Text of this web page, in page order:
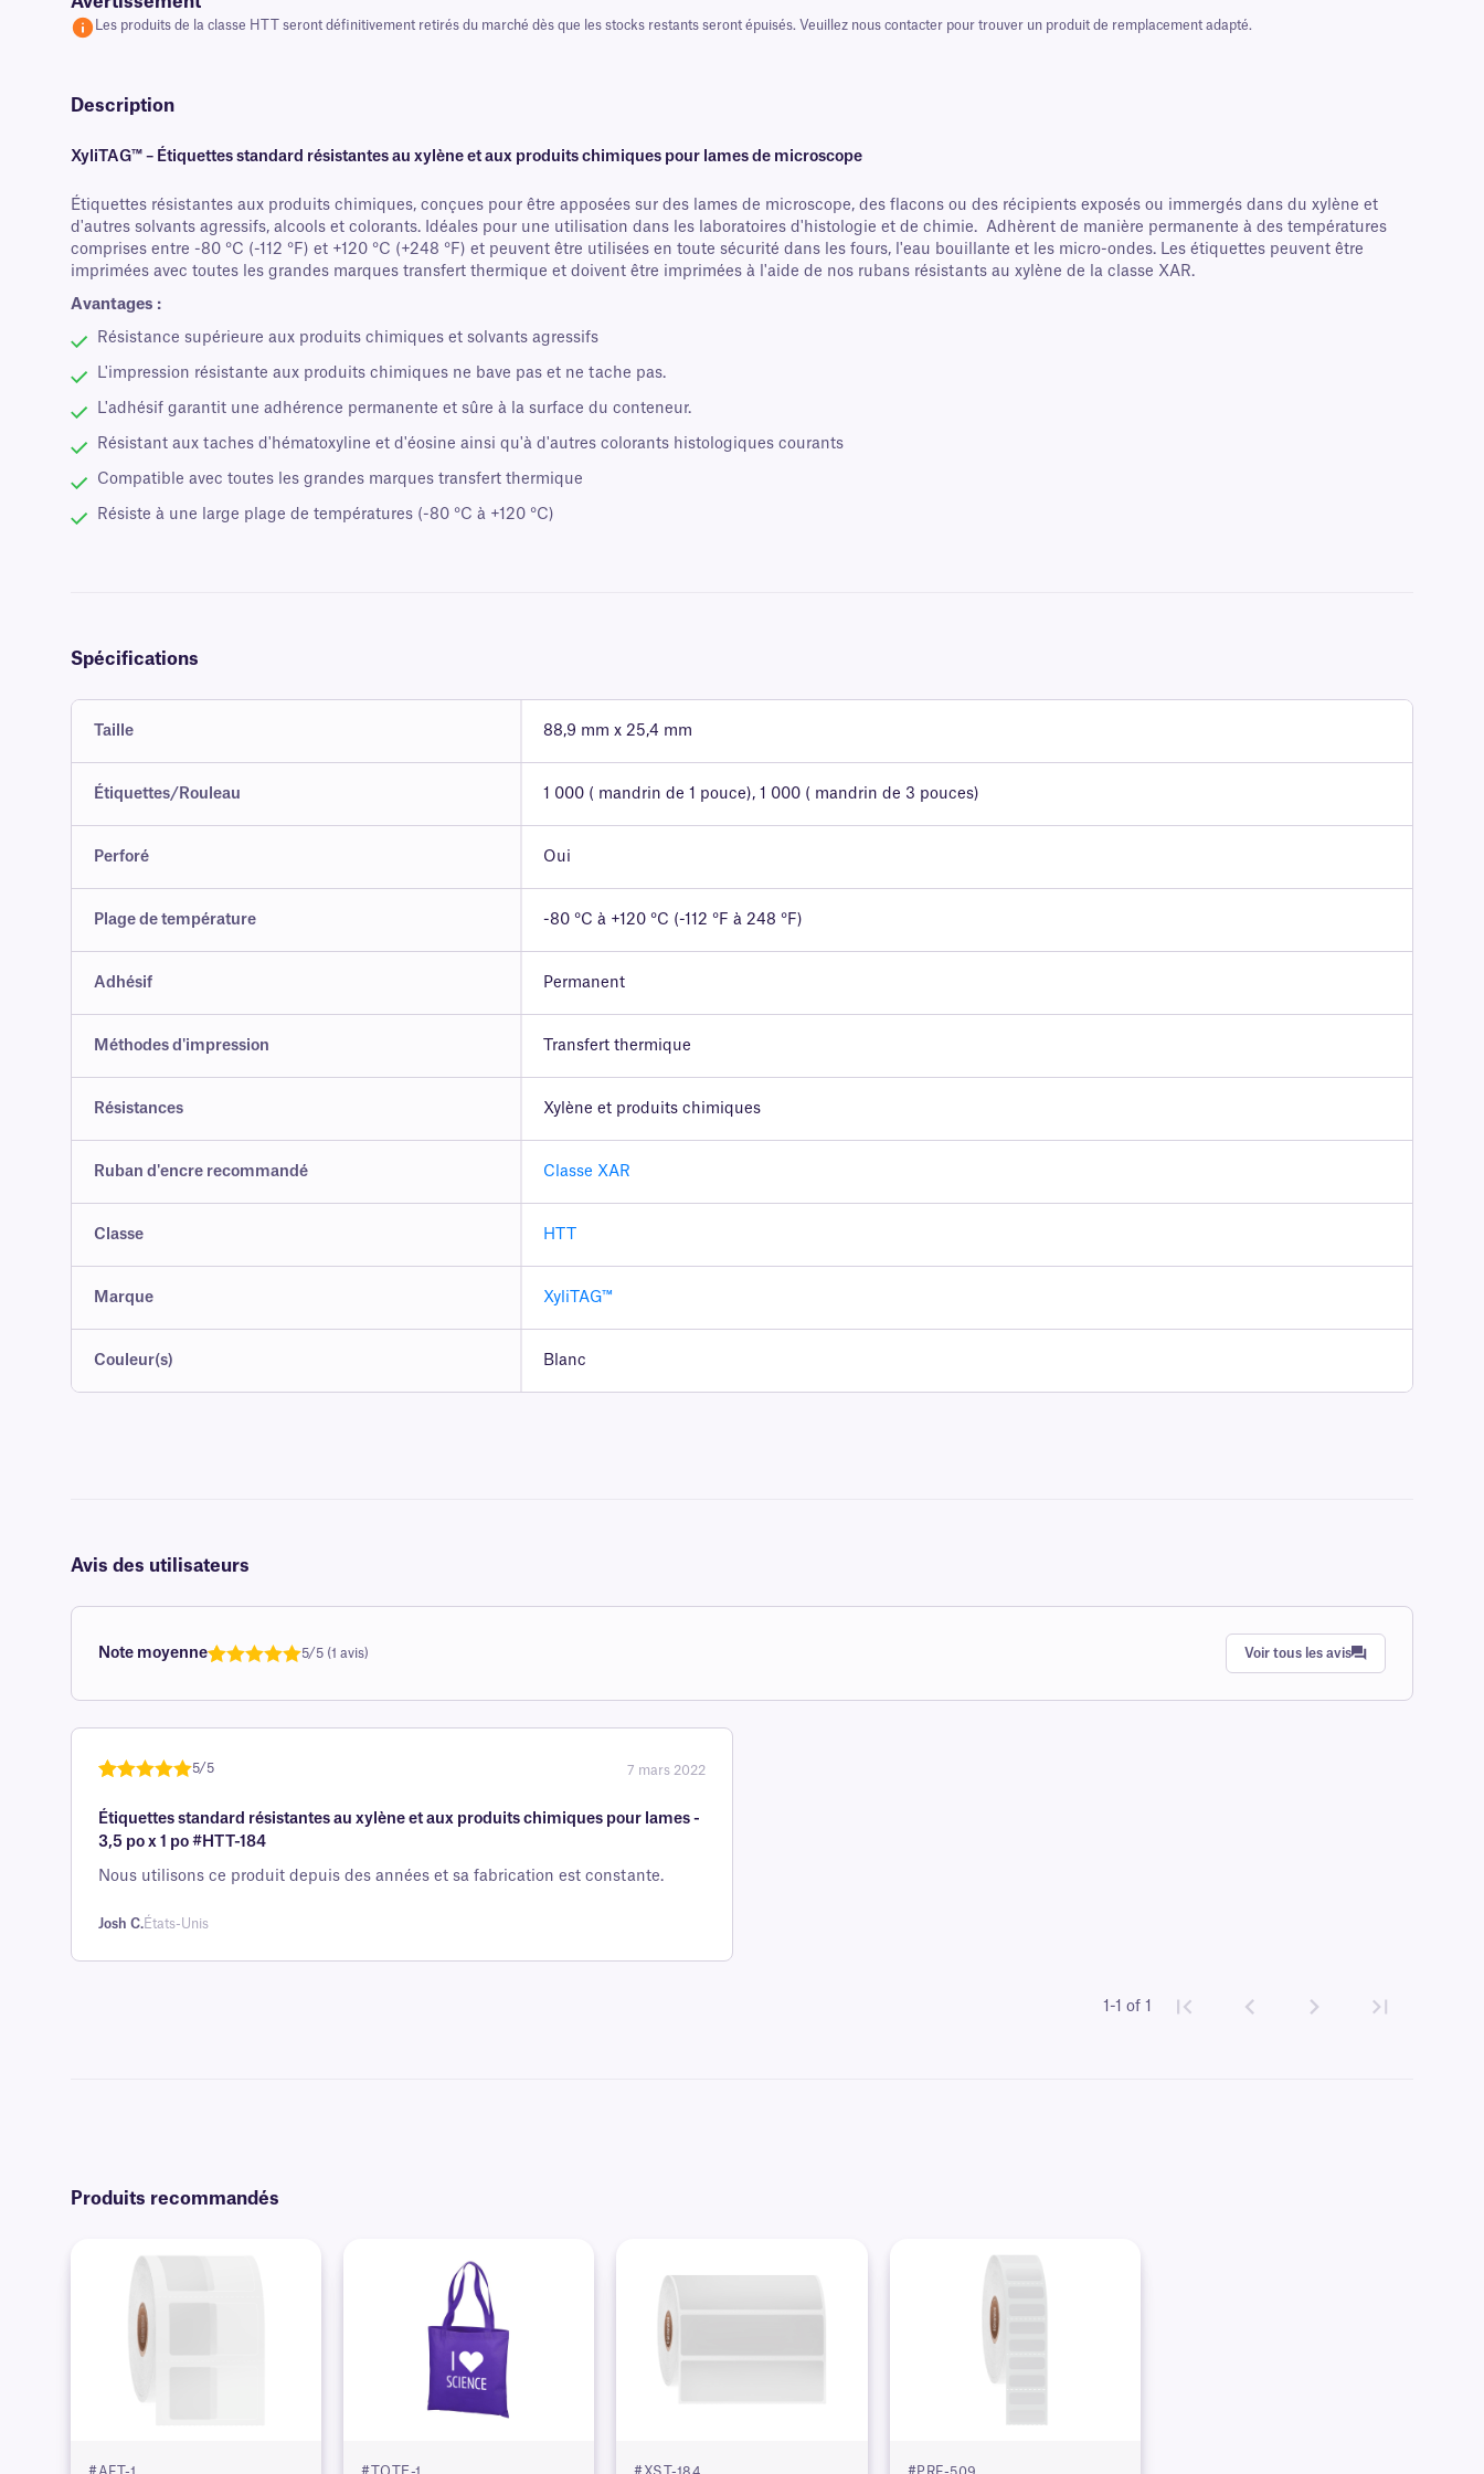
Les produits de la classe HTT seront définitivement retirés du marché dès que les stocks restants seront épuisés. Veuillez nous contacter pour trouver un produit de remplacement adapté.
Description
XyliTAG™ – Étiquettes standard résistantes au xylène et aux produits chimiques pour lames de microscope
Étiquettes résistantes aux produits chimiques, conçues pour être apposées sur des lames de microscope, des flacons ou des récipients exposés ou immergés dans du xylène et
d'autres solvants agressifs, alcools et colorants. Idéales pour une utilisation dans les laboratoires d'histologie et de chimie. Adhèrent de manière permanente à des températures
comprises entre -80 °C (-112 °F) et +120 °C (+248 °F) et peuvent être utilisées en toute sécurité dans les fours, l'eau bouillante et les micro-ondes. Les étiquettes peuvent être
imprimées avec toutes les grandes marques transfert thermique et doivent être imprimées à l'aide de nos rubans résistants au xylène de la classe XAR.
Avantages :
Résistance supérieure aux produits chimiques et solvants agressifs
L'impression résistante aux produits chimiques ne bave pas et ne tache pas.
L'adhésif garantit une adhérence permanente et sûre à la surface du conteneur.
Résistant aux taches d'hématoxyline et d'éosine ainsi qu'à d'autres colorants histologiques courants
Compatible avec toutes les grandes marques transfert thermique
Résiste à une large plage de températures (-80 °C à +120 °C)
Spécifications
Taille 88,9 mm x 25,4 mm
Étiquettes/Rouleau 1 000 ( mandrin de 1 pouce), 1 000 ( mandrin de 3 pouces)
Perforé Oui
Plage de température -80 °C à +120 °C (-112 °F à 248 °F)
Adhésif Permanent
Méthodes d'impression Transfert thermique
Résistances Xylène et produits chimiques
Ruban d'encre recommandé Classe XAR
Classe HTT
Marque XyliTAG™
Couleur(s) Blanc
Avis des utilisateurs
Note moyenne
sur 5
basée sur
avis client
5/5 (1 avis) Voir tous les avis
5 sur la
base d'
évaluation
5/5 7 mars 2022
Étiquettes standard résistantes au xylène et aux produits chimiques pour lames -
3,5 po x 1 po #HTT-184
Nous utilisons ce produit depuis des années et sa fabrication est constante.
Josh C.États-Unis
1-1 of 1
Produits recommandés